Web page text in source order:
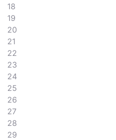
18
19
20
21
22
23
24
25
26
27
28
29